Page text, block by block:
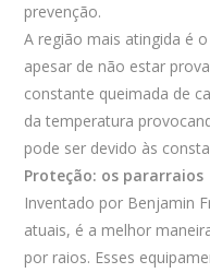
prevenção.
A região mais atingida é
apesar de não estar
constante queimada de
da temperatura
pode ser devido às
Proteção: os pararraios
Inventado por Benjamin
atuais, é a melhor
por raios. Esses